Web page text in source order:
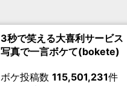
3秒で笑える大喜利サービス
写真で一言ボケて(bokete)
ボケ投稿数 115,501,231件